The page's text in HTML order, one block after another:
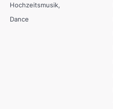
Hochzeitsmusik
Dance